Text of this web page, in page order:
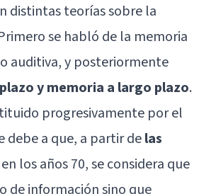
distintas teorías sobre la
se habló de la memoria
auditiva, y posteriormente
y memoria a largo plazo.
progresivamente por el
debe a que, a partir delas
en los años 70, se considera que
de información sino que